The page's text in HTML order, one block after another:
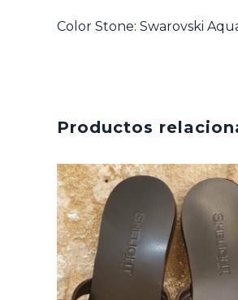
Color Stone: Swarovski
Productos